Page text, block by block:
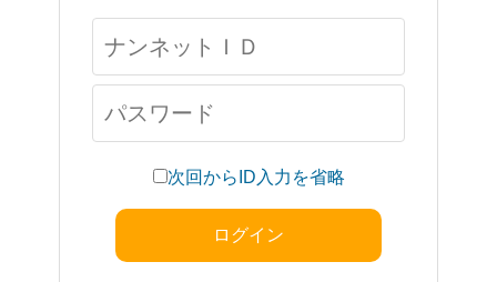
次回からID入力を省略